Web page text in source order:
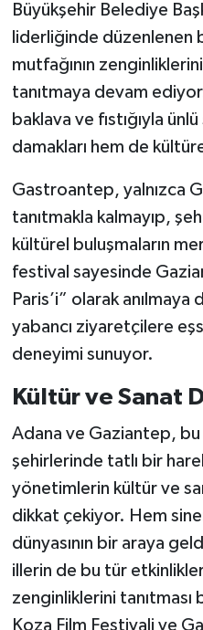
Büyükşehir Belediye
liderliğinde düzenlenen
mutfağının
tanıtmaya devam
baklava ve fıstığıyla
damakları hem de
Gastroantep, yalnızca
tanıtmakla kalmayıp,
kültürel buluşmaların
festival sayesinde
Paris’i” olarak
yabancı ziyaretçilere
deneyimi sunuyor.
Kültür ve Sanat
Adana ve Gaziantep,
şehirlerinde tatlı bir
yönetimlerin kültür ve
dikkat çekiyor. Hem
dünyasının bir araya
illerin de bu tür
zenginliklerini tanıtması
Koza Film Festivali ve